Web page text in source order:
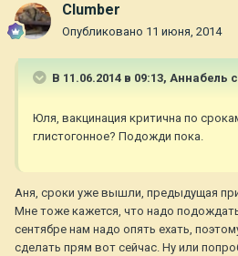
Clumber
Опубликовано 11 июня, 2014
В 11.06.2014 в 09:13, Aннaбель
Юля, вакцинация критична по
глистогонное? Подожди пока.
Аня, сроки уже вышли, предыдущая
Мне тоже кажется, что надо
сентябре нам надо опять ехать,
сделать прям вот сейчас. Ну или